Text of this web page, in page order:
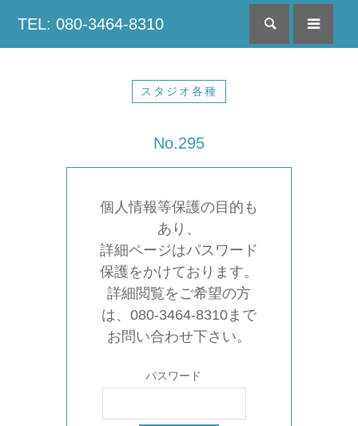
TEL: 080-3464-8310 検索
スタジオ各種
No.295
個人情報等保護の目的も
あり、
詳細ページはパスワード
保護をかけております。
詳細閲覧をご希望の方
は、080-3464-8310まで
お問い合わせ下さい。
パスワード